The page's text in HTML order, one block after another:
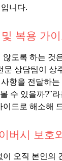
니다.
복용 가
도록 하는 것
상담팀이 상
항을 전달하
수 있을까?"
드로 해소해
버시 보호
오직 본인의